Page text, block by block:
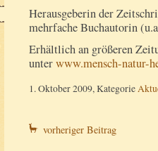
Herausgeberin der
mehrfache Buchautorin
Erhältlich an größeren
unterwww.mensch-natur-
1. Oktober 2009, Kategorie
vorheriger Beitrag